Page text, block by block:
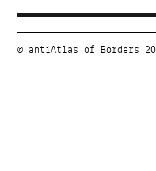
© antiAtlas of Borders